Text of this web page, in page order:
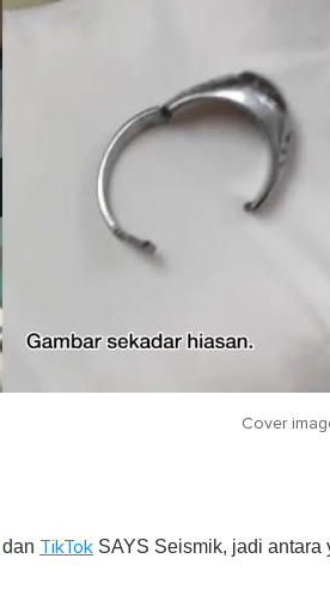
Cover
dan TikTok SAYS Seismik, jadi antara